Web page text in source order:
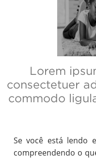
Lorem
consectetuer
commodo
Se você está lendo
compreendendo o